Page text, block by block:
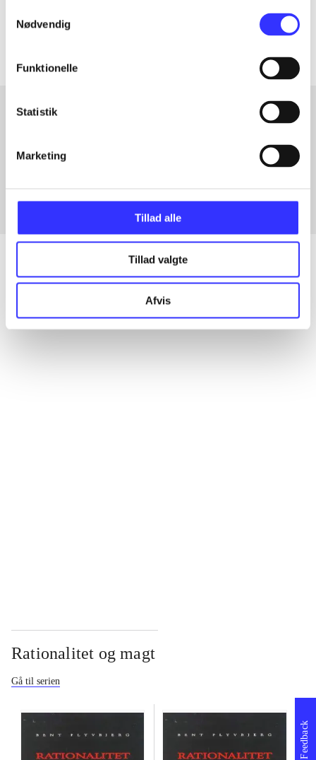
Nødvendig
Funktionelle
Statistik
Marketing
Tillad alle
Tillad valgte
Afvis
Artiklerne i
Fra
Alle registrerede artikler fordelt på udgivelser
Rationalitet og magt
Gå til serien
Feedback